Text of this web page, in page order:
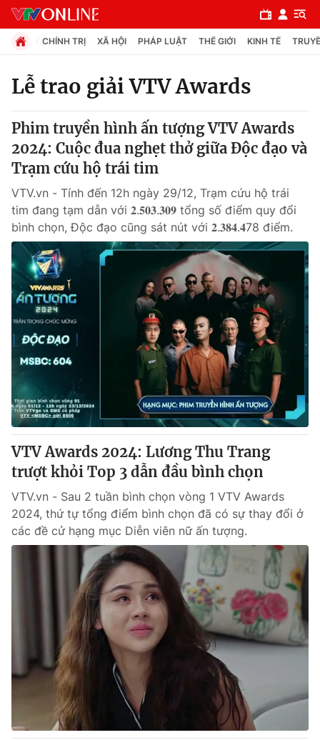
Chuyên mục
Chính trị
Pháp luật
Y tế
Thế giới
Tin tức
Thế giới đó đây
Câu chuyện quốc tế
Kinh tế
Tài chính
Thị trường
Góc doanh nghiệp
Dữ liệu và đời sống
Truyền hình
Phim VTV
Hậu trường
Nhân vật
Khán giả
Giải trí
Điện ảnh
Âm nhạc
Đời sống
Du lịch
Chất lượng cuộc sống
Học trực tuyến
Công nghệ
Hitech Công nghệ tương lai
Sản phẩm
Thị trường
Giao lưu trực tuyến
Lịch phát sóng
Chuyên mục khác
CHÍNH TRỊ XÃ HỘI PHÁP LUẬT THẾ GIỚI KINH TẾ
Lễ trao giải VTV Awards
Phim truyền hình ấn tượng VTV Awards
2024: Cuộc đua nghẹt thở giữa Độc đạo và
Trạm cứu hộ trái tim
VTV.vn - Tính đến 12h ngày 29/12, Trạm cứu hộ trái
tim đang tạm dẫn với 𝟐.𝟓𝟎𝟑.𝟑𝟎𝟗 tổng số điểm quy đổi
bình chọn, Độc đạo cũng sát nút với 𝟐.𝟑𝟖𝟒.𝟒78 điểm.
VTV Awards 2024: Lương Thu Trang
trượt khỏi Top 3 dẫn đầu bình chọn
VTV.vn - Sau 2 tuần bình chọn vòng 1 VTV Awards
2024, thứ tự tổng điểm bình chọn đã có sự thay đổi ở
các đề cử hạng mục Diễn viên nữ ấn tượng.